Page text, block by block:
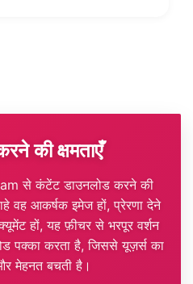
की क्षमताएँ
से कंटेंट डाउनलोड करने की
वह आकर्षक इमेज हों, प्रेरणा देने
हों, यह फ़ीचर से भरपूर वर्शन
पक्का करता है, जिससे यूज़र्स का
मेहनत बचती है।